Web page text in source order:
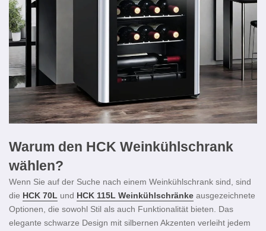
Warum den HCK Weinkühlschrank
wählen?
Wenn Sie auf der Suche nach einem Weinkühlschrank sind, sind
die HCK 70L und HCK 115L Weinkühlschränke ausgezeichnete
Optionen, die sowohl Stil als auch Funktionalität bieten. Das
elegante schwarze Design mit silbernen Akzenten verleiht jedem